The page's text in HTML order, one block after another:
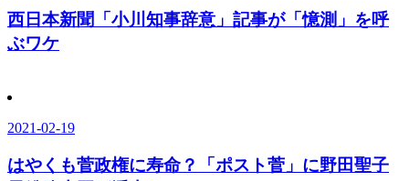
西日本新聞「小川知事辞意」記事が「憶測」を呼
ぶワケ
2021-02-19
はやくも菅政権に寿命？「ポスト菅」に野田聖子